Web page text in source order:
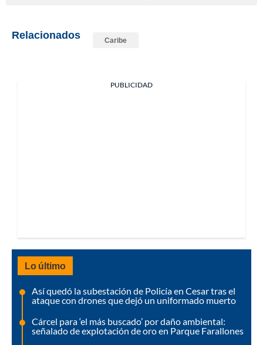
Relacionados Caribe
PUBLICIDAD
Lo último
Así quedó la subestación de Policía en Cesar tras el
ataque con drones que dejó un uniformado muerto
Cárcel para ‘el más buscado’ por daño ambiental:
señalado de explotación de oro en Parque Farallones